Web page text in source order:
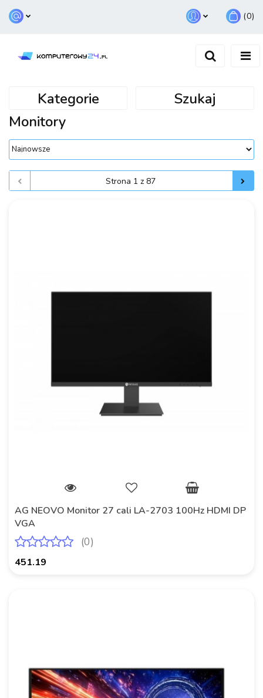
Zarejestruj się
(0)
Kategorie
Szukaj
Monitory
AG NEOVO Monitor 27 cali LA-2703 100Hz HDMI DP
VGA
(0)
451.19